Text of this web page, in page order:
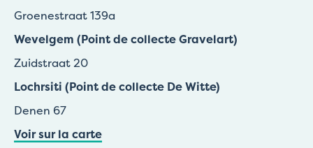
Groenestraat 139a
Wevelgem (Point de collecte Gravelart)
Zuidstraat 20
Lochrsiti (Point de collecte De Witte)
Denen 67
Voir sur la carte